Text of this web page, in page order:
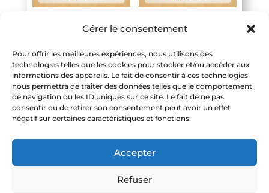
Gérer le consentement
Pour offrir les meilleures expériences, nous utilisons des
technologies telles que les cookies pour stocker et/ou accéder aux
informations des appareils. Le fait de consentir à ces technologies
nous permettra de traiter des données telles que le comportement
de navigation ou les ID uniques sur ce site. Le fait de ne pas
consentir ou de retirer son consentement peut avoir un effet
négatif sur certaines caractéristiques et fonctions.
Accepter
Refuser
Playback
batterie
Gratuit – Fin
de Journée
0,00€
Playback
batterie
Gratuit –
Héros
d’Ecosse
0,00€
Jouons, ensemble, de la batterie !